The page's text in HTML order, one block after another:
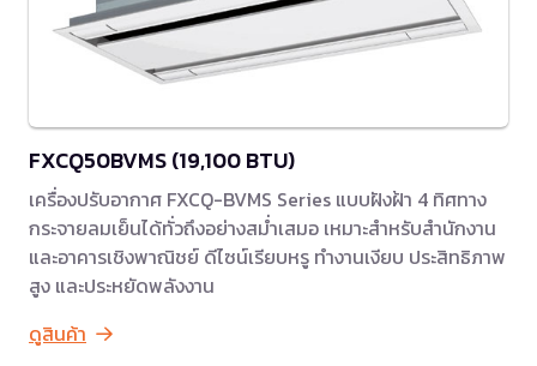
FXCQ50BVMS (19,100 BTU)
เครื่องปรับอากาศ FXCQ-BVMS Series แบบฝังฝ้า 4 ทิศทาง
กระจายลมเย็นได้ทั่วถึงอย่างสม่ำเสมอ เหมาะสำหรับสำนักงาน
และอาคารเชิงพาณิชย์ ดีไซน์เรียบหรู ทำงานเงียบ ประสิทธิภาพ
สูง และประหยัดพลังงาน
ดูสินค้า